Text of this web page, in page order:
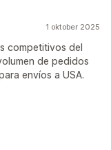
1 oktober 2025
competitivos del
de pedidos
envíos a USA.